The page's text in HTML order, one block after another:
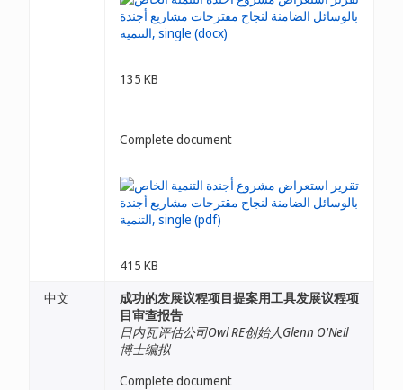
135 KB
Complete document
415 KB
中文
成功的发展议程项目提案用工具发展议程项
目审查报告
日内瓦评估公司Owl RE创始人Glenn O'Neil
博士编拟
Complete document